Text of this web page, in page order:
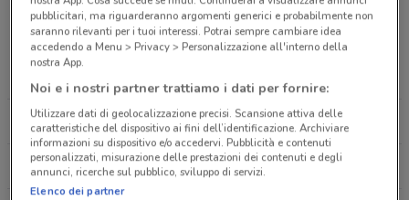
Volantini e offerte intorno a Sora
FROSINONE CECCANO
CASSINO AVEZZANO
pubblicitari, ma riguarderanno argomenti generici e probabilmente non
saranno rilevanti per i tuoi interessi. Potrai sempre cambiare idea
accedendo a Menu > Privacy > Personalizzazione all'interno della
nostra App.
Noi e i nostri partner trattiamo i dati per fornire:
Utilizzare dati di geolocalizzazione precisi. Scansione attiva delle
caratteristiche del dispositivo ai fini dell’identificazione. Archiviare
informazioni su dispositivo e/o accedervi. Pubblicità e contenuti
personalizzati, misurazione delle prestazioni dei contenuti e degli
annunci, ricerche sul pubblico, sviluppo di servizi.
Elenco dei partner